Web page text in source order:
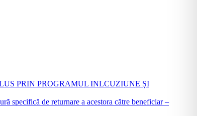
PRIN PROGRAMUL INLCUZIUNE ȘI
specifică de returnare a acestora către beneficiar –